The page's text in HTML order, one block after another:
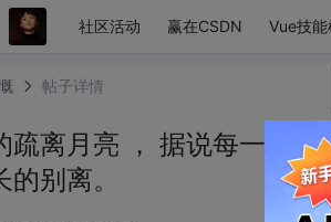
社区活动 赢在CSDN Vue技能
帖子详情
疏离月亮 ， 据说每一百
别离。